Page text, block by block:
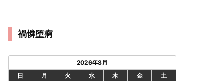
禍憐堕痾
2026年8月
日
月 火 水 木 金
土